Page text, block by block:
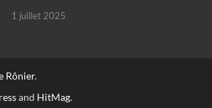
1 juillet 2025
Rônier.
and HitMag.